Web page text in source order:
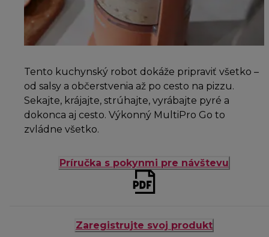
Tento kuchynský robot dokáže pripraviť všetko –
od salsy a občerstvenia až po cesto na pizzu.
Sekajte, krájajte, strúhajte, vyrábajte pyré a
dokonca aj cesto. Výkonný MultiPro Go to
zvládne všetko.
Príručka s pokynmi pre návštevu
Zaregistrujte svoj produkt